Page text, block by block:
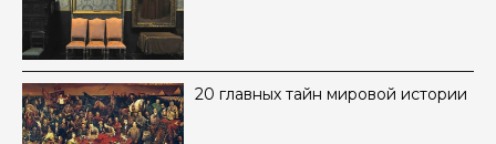
20 главных тайн мировой истории